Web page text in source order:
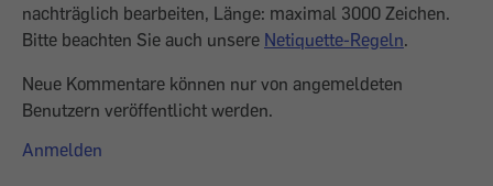
nachträglich bearbeiten, Länge: maximal 3000 Zeichen.
Bitte beachten Sie auch unsere Netiquette-Regeln.
Neue Kommentare können nur von angemeldeten
Benutzern veröffentlicht werden.
Anmelden